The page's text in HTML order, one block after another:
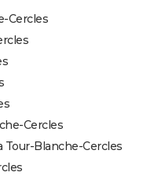
Cercles
Cercles
Blanche-Cercles